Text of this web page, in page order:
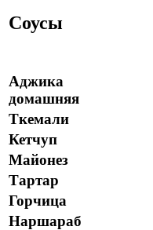
Соусы
Аджика
домашняя
Ткемали
Кетчуп
Майонез
Тартар
Горчица
Наршараб